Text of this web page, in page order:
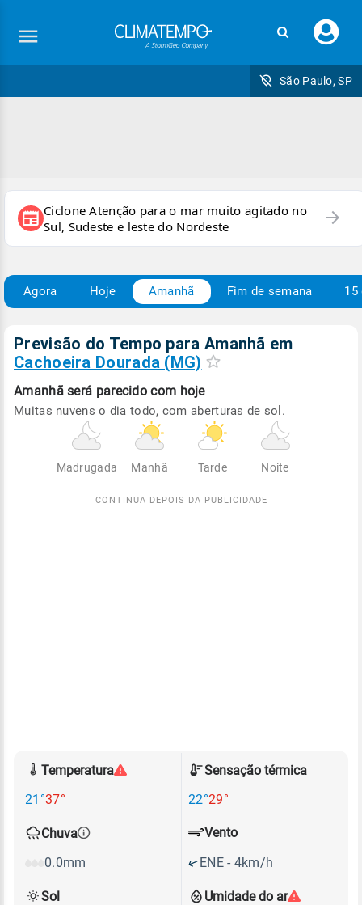
seu
São Paulo, SP
newspaper Ciclone Atenção para o mar muito agitado no
Sul, Sudeste e leste do Nordeste
arrow_forward
Agora Hoje Amanhã Fim de semana 15
Previsão do Tempo para Amanhã em
Cachoeira Dourada (MG)
Amanhã será parecido com hoje
Muitas nuvens o dia todo, com aberturas de sol.
Madrugada Manhã Tarde Noite
Temperatura
21°37°
Sensação térmica
22°29°
Chuva
0.0mm
Umidade do ar
Vento
ENE - 4km/h
Sol